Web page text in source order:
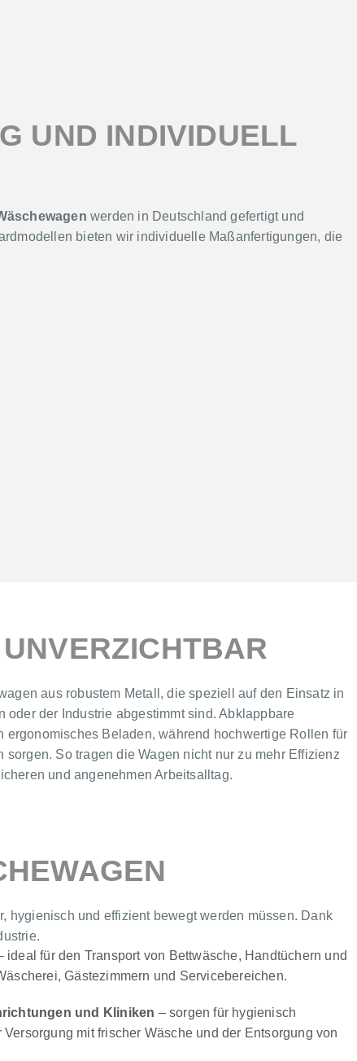
UND INDIVIDUELL
werden in Deutschland gefertigt und
bieten wir individuelle Maßanfertigungen, die
aus robustem Metall, die speziell auf den Einsatz in
oder der Industrie abgestimmt sind. Abklappbare
ergonomisches Beladen, während hochwertige Rollen für
sorgen. So tragen die Wagen nicht nur zu mehr Effizienz
und angenehmen Arbeitsalltag.
hygienisch und effizient bewegt werden müssen. Dank
ideal für den Transport von Bettwäsche, Handtüchern und
Gästezimmern und Servicebereichen.
und Kliniken – sorgen für hygienisch
mit frischer Wäsche und der Entsorgung von